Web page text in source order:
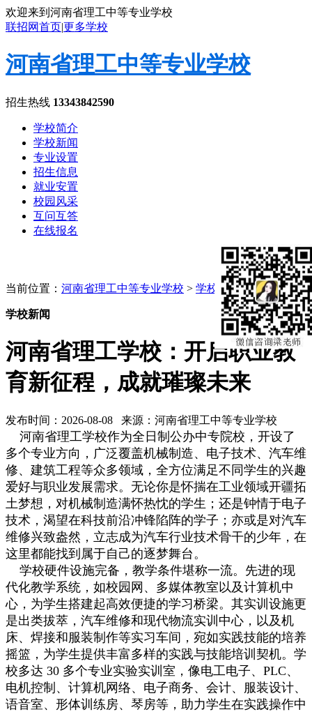
欢迎来到河南省理工中等专业学校
联招网首页|更多学校
河南省理工中等专业学校
招生热线 13343842590
学校简介
学校新闻
专业设置
招生信息
就业安置
校园风采
互问互答
在线报名
当前位置： 河南省理工中等专业学校 > 学校新闻
学校新闻
河南省理工学校：开启职业教
育新征程，成就璀璨未来
发布时间：2026-08-08 来源：河南省理工中等专业学校
河南省理工学校作为全日制公办中专院校，开设了
多个专业方向，广泛覆盖机械制造、电子技术、汽车维
修、建筑工程等众多领域，全方位满足不同学生的兴趣
爱好与职业发展需求。无论你是怀揣在工业领域开疆拓
土梦想，对机械制造满怀热忱的学生；还是钟情于电子
技术，渴望在科技前沿冲锋陷阵的学子；亦或是对汽车
维修兴致盎然，立志成为汽车行业技术骨干的少年，在
这里都能找到属于自己的逐梦舞台。
学校硬件设施完备，教学条件堪称一流。先进的现
代化教学系统，如校园网、多媒体教室以及计算机中
心，为学生搭建起高效便捷的学习桥梁。其实训设施更
是出类拔萃，汽车维修和现代物流实训中心，以及机
床、焊接和服装制作等实习车间，宛如实践技能的培养
摇篮，为学生提供丰富多样的实践与技能培训契机。学
校多达 30 多个专业实验实训室，像电工电子、PLC、
电机控制、计算机网络、电子商务、会计、服装设计、
语音室、形体训练房、琴房等，助力学生在实践操作中